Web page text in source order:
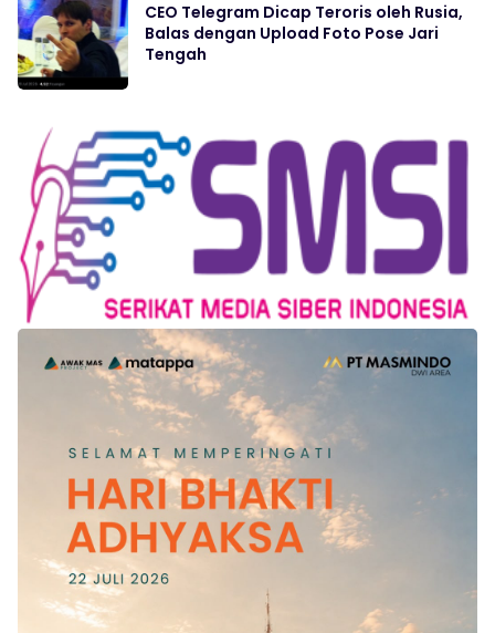
CEO Telegram Dicap Teroris oleh Rusia,
Balas dengan Upload Foto Pose Jari
Tengah